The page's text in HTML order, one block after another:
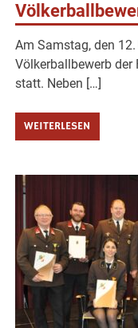
Am Samstag, den
Völkerballbewerb der
statt. Neben […]
WEITERLESEN